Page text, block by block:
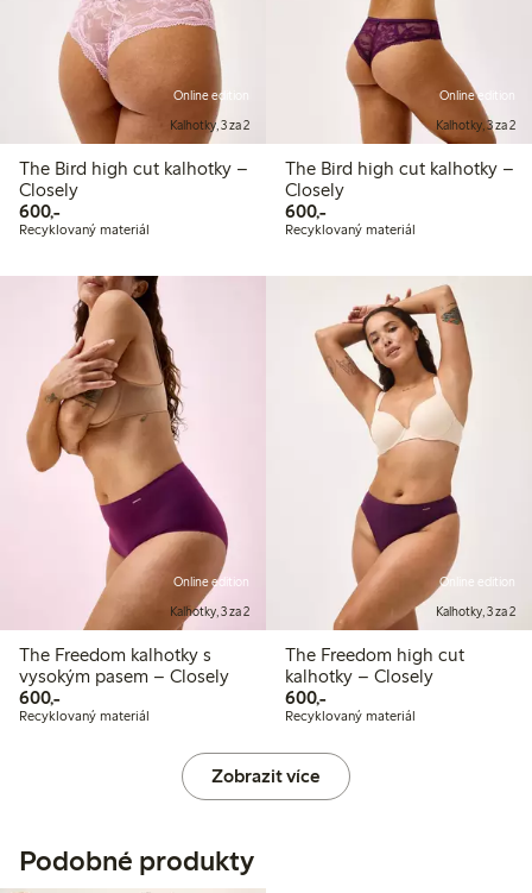
Online edition
Kalhotky, 3 za 2
The Bird high cut kalhotky –
Closely
600,-600,00 Kč
Recyklovaný materiál
Online edition
Kalhotky, 3 za 2
The Bird high cut kalhotky –
Closely
600,-600,00 Kč
Recyklovaný materiál
Online edition
Kalhotky, 3 za 2
The Freedom kalhotky s
vysokým pasem – Closely
600,-600,00 Kč
Recyklovaný materiál
Online edition
Kalhotky, 3 za 2
The Freedom high cut
kalhotky – Closely
600,-600,00 Kč
Recyklovaný materiál
Zobrazit více
Podobné produkty